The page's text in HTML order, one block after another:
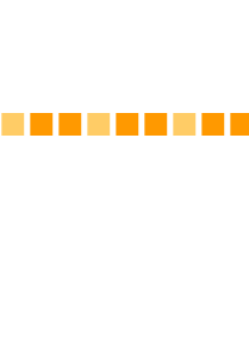
■■■■■■■